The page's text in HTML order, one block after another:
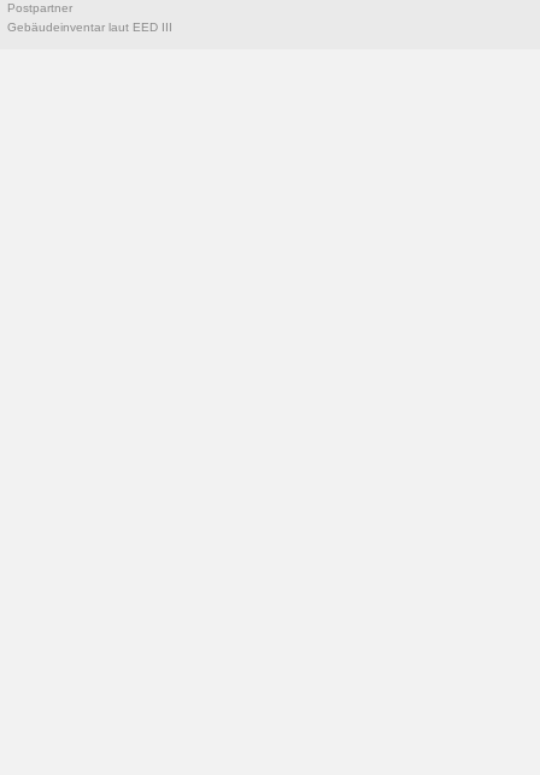
Postpartner
Gebäudeinventar laut EED III